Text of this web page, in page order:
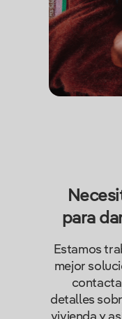
para
Estamos
mejor
detalles